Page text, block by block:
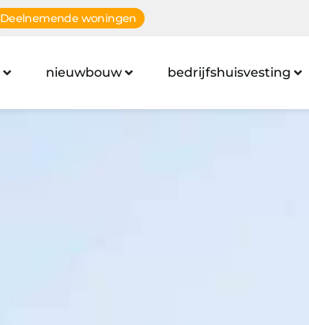
Deelnemende woningen
nieuwbouw bedrijfshuisvesting